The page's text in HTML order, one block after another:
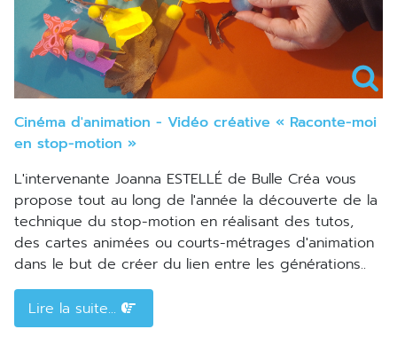
Cinéma d'animation - Vidéo créative « Raconte-moi
en stop-motion »
L'intervenante Joanna ESTELLÉ de Bulle Créa vous
propose tout au long de l'année la découverte de la
technique du stop-motion en réalisant des tutos,
des cartes animées ou courts-métrages d'animation
dans le but de créer du lien entre les générations..
Lire la suite...